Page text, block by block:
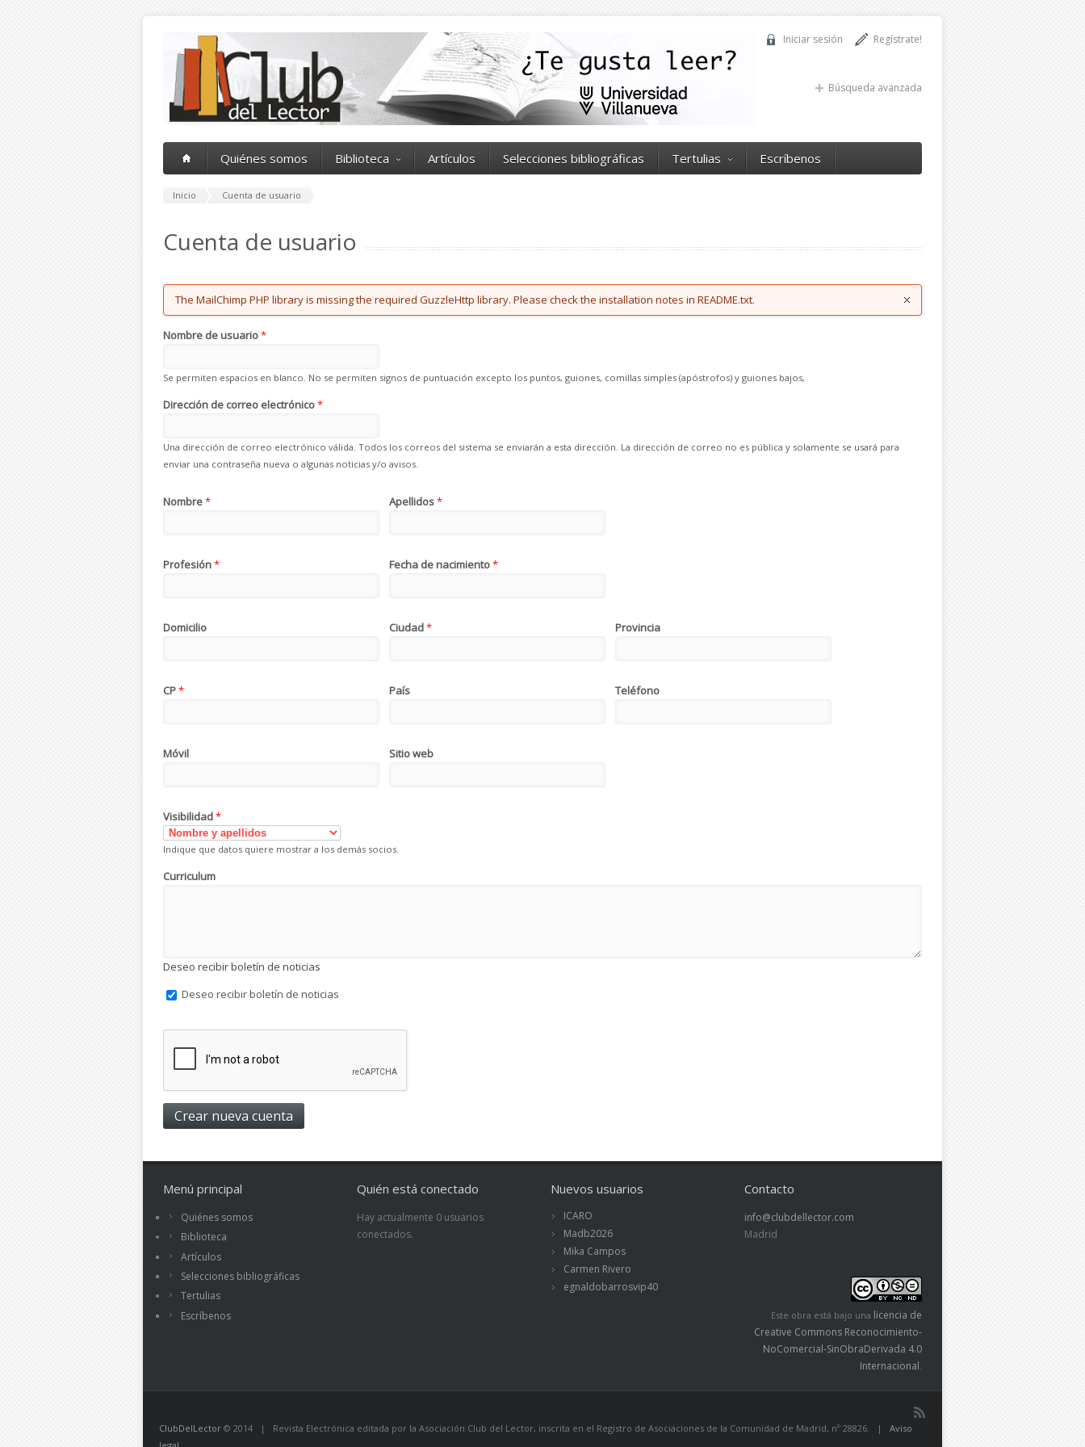
Regístrate!
Iniciar sesión
Búsqueda avanzada
Quiénes somos Biblioteca Artículos Selecciones bibliográficas Tertulias Escríbenos
Inicio Cuenta de usuario
Cuenta de usuario
Error message
The MailChimp PHP library is missing the required GuzzleHttp library. Please check the installation notes in README.txt.
Nombre de usuario*
Se permiten espacios en blanco. No se permiten signos de puntuación excepto los puntos, guiones, comillas simples (apóstrofos) y guiones bajos,
Dirección de correo electrónico*
Una dirección de correo electrónico válida. Todos los correos del sistema se enviarán a esta dirección. La dirección de correo no es pública y solamente se usará para
enviar una contraseña nueva o algunas noticias y/o avisos.
Nombre* Apellidos*
Profesión* Fecha de nacimiento*
Domicilio Ciudad* Provincia
CP* País Teléfono
Móvil Sitio web
Visibilidad*
Indique que datos quiere mostrar a los demás socios.
Curriculum
Deseo recibir boletín de noticias
Deseo recibir boletín de noticias
Menú principal
Quiénes somos
Biblioteca
Artículos
Selecciones bibliográficas
Tertulias
Escríbenos
Quién está conectado
Hay actualmente 0 usuarios
conectados.
Nuevos usuarios
ICARO
Madb2026
Mika Campos
Carmen Rivero
egnaldobarrosvip40
Contacto
info@clubdellector.com
Madrid
Este obra está bajo una licencia de
Creative Commons Reconocimiento-
NoComercial-SinObraDerivada 4.0
Internacional
ClubDelLector © 2014 | Revista Electrónica editada por la Asociación Club del Lector, inscrita en el Registro de Asociaciones de la Comunidad de Madrid, nº 28826. | Aviso